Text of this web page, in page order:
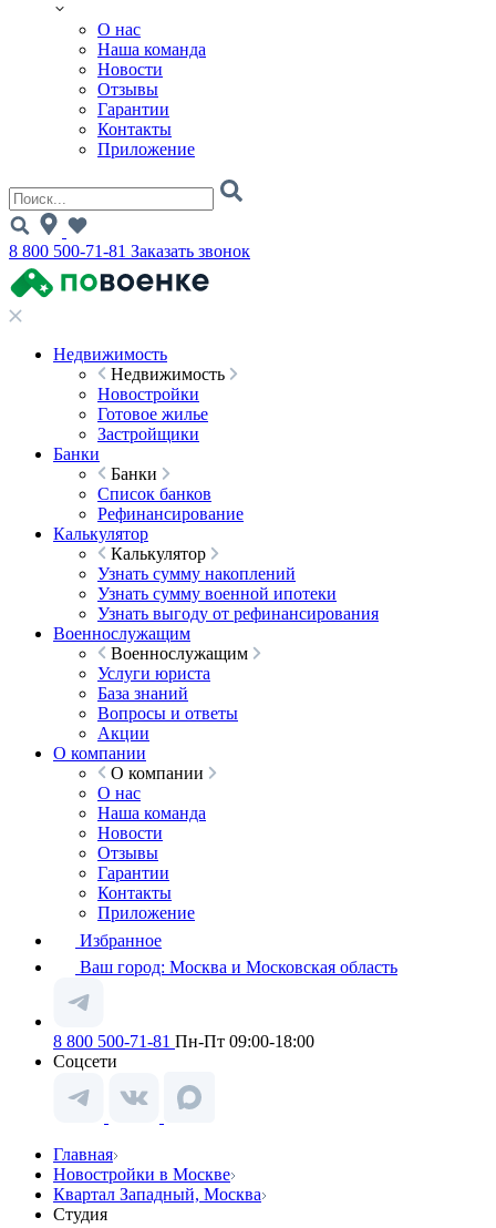
О нас
Наша команда
Новости
Отзывы
Гарантии
Контакты
Приложение
8 800 500-71-81 Заказать звонок
Недвижимость
Недвижимость
Новостройки
Готовое жилье
Застройщики
Банки
Банки
Список банков
Рефинансирование
Калькулятор
Калькулятор
Узнать сумму накоплений
Узнать сумму военной ипотеки
Узнать выгоду от рефинансирования
Военнослужащим
Военнослужащим
Услуги юриста
База знаний
Вопросы и ответы
Акции
О компании
О компании
О нас
Наша команда
Новости
Отзывы
Гарантии
Контакты
Приложение
Избранное
Ваш город: Москва и Московская область
8 800 500-71-81 Пн-Пт 09:00-18:00
Соцсети
Главная
Новостройки в Москве
Квартал Западный, Москва
Студия